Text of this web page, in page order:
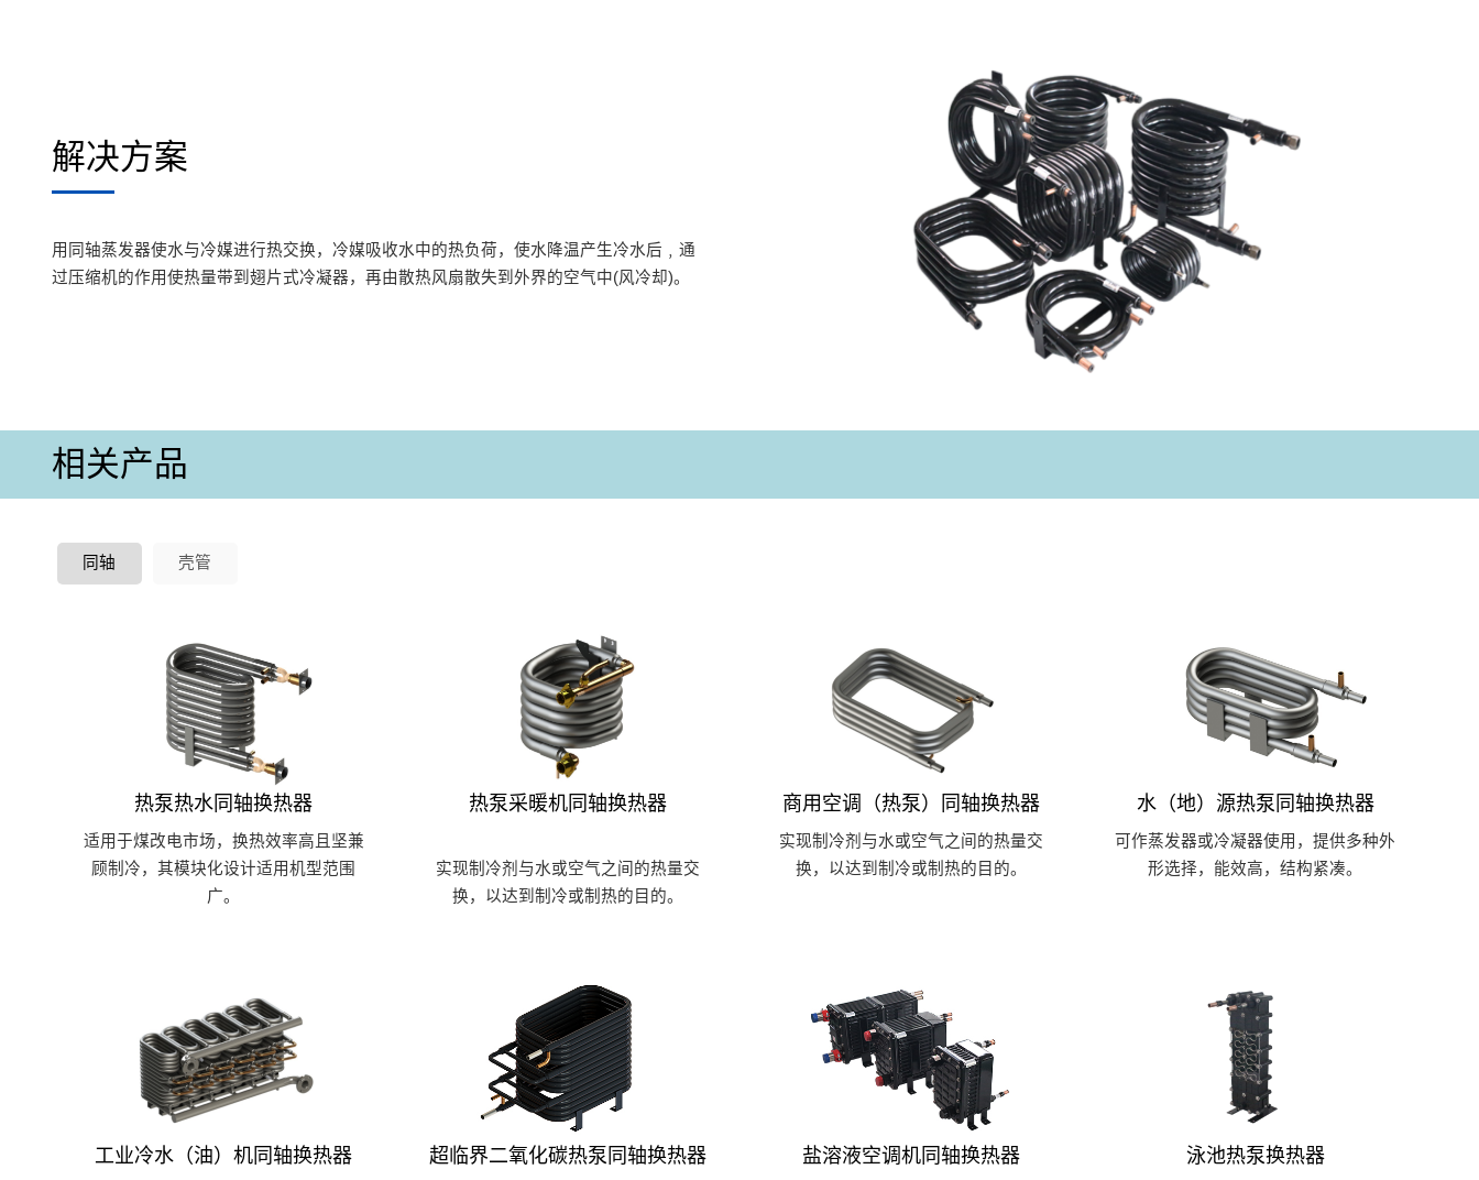
解决方案
用同轴蒸发器使水与冷媒进行热交换，冷媒吸收水中的热负荷，使水降温产生冷水后﹐通
过压缩机的作用使热量带到翅片式冷凝器，再由散热风扇散失到外界的空气中(风冷却)。
相关产品
同轴 壳管
热泵热水同轴换热器
适用于煤改电市场，换热效率高且坚兼
顾制冷，其模块化设计适用机型范围
广。
热泵采暖机同轴换热器
实现制冷剂与水或空气之间的热量交
换，以达到制冷或制热的目的。
商用空调（热泵）同轴换热器
实现制冷剂与水或空气之间的热量交
换，以达到制冷或制热的目的。
水（地）源热泵同轴换热器
可作蒸发器或冷凝器使用，提供多种外
形选择，能效高，结构紧凑。
工业冷水（油）机同轴换热器 超临界二氧化碳热泵同轴换热器 盐溶液空调机同轴换热器 泳池热泵换热器